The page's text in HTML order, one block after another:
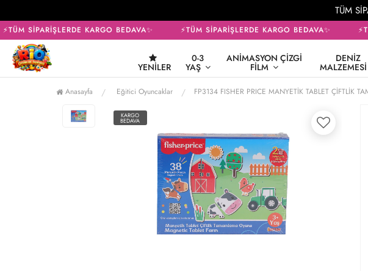
TÜM
SİPARİŞLERDE KARGO BEDAVA✨ ⚡TÜM SİPARİŞLERDE KARGO BEDAVA✨
YENILER
0-3
YAŞ
ANIMASYON ÇIZGI
FILM
DENIZ
MALZEMESI
Anasayfa Eğitici Oyuncaklar FP3134 FISHER PRICE MANYETİK TABLET ÇİFTLİK
KARGO
BEDAVA